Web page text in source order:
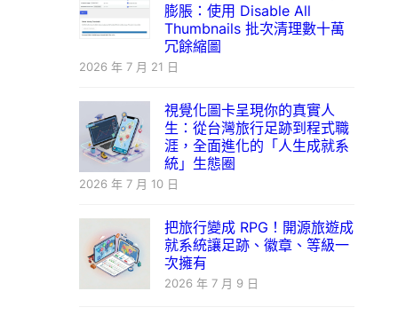
膨脹：使用 Disable All
Thumbnails 批次清理數十萬
冗餘縮圖
2026 年 7 月 21 日
視覺化圖卡呈現你的真實人
生：從台灣旅行足跡到程式職
涯，全面進化的「人生成就系
統」生態圈
2026 年 7 月 10 日
把旅行變成 RPG！開源旅遊成
就系統讓足跡、徽章、等級一
次擁有
2026 年 7 月 9 日